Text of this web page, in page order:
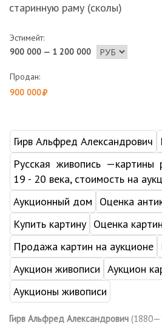
старинную раму (сколы)
Эстимейт:
900 000 — 1 200 000
Продан:
900 000
Гирв Альфред Александрович
Русская живопись —картины
19 - 20 века, стоимость на
Аукционный дом
Оценка
Купить картину Оценка картин
Продажа картин на аукционе
Аукцион живописи Аукцион
Аукционы живописи
Гирв Альфред Александрович